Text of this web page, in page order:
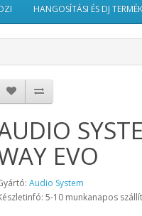
HANGOSÍTÁSI ÉS DJ
EVO
Audio System
5-10 munkanapos